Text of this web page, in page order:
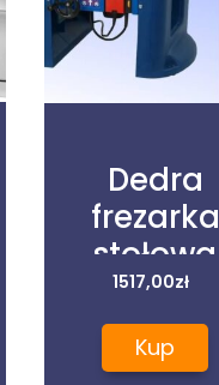
Dedra
frezarka
stołowa
DED7742
1517,00zł
Kup